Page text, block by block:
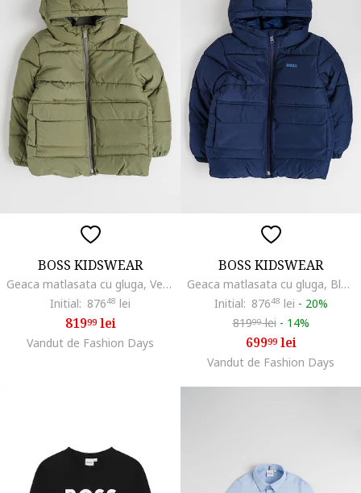
BOSS KIDSWEAR
Geaca matlasata cu gluga, Verde masliniu
Initial: 87648 lei
81999lei
Vandut de Fashion Days
BOSS KIDSWEAR
Geaca matlasata cu gluga, Bleumarin
Initial: 87648 lei - 20%
81999lei - 14%
69999lei
Vandut de Fashion Days